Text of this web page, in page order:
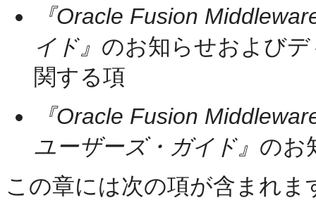
『Oracle Fusion
イド』 のお知らせおよび
関する項
『Oracle Fusion
ユーザーズ・ガイド』 のお
この章には次の項が含まれま